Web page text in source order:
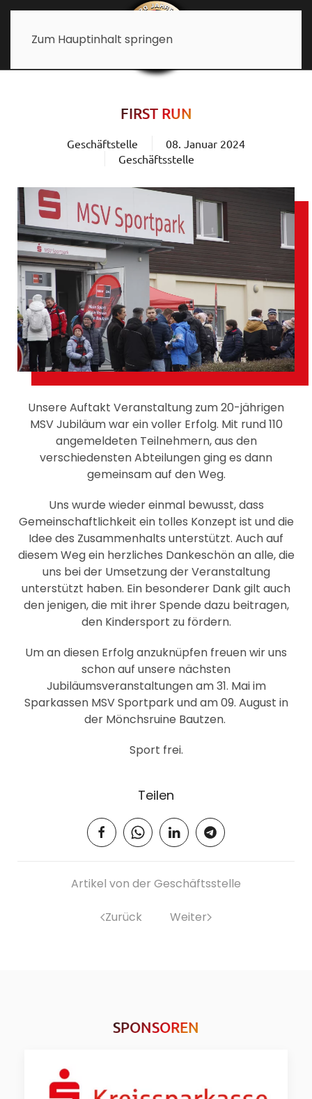
Zum Hauptinhalt springen
FIRST RUN
Geschäftstelle
08. Januar 2024
Geschäftsstelle
Unsere Auftakt Veranstaltung zum 20-jährigen
MSV Jubiläum war ein voller Erfolg. Mit rund 110
angemeldeten Teilnehmern, aus den
verschiedensten Abteilungen ging es dann
gemeinsam auf den Weg.
Uns wurde wieder einmal bewusst, dass
Gemeinschaftlichkeit ein tolles Konzept ist und die
Idee des Zusammenhalts unterstützt. Auch auf
diesem Weg ein herzliches Dankeschön an alle, die
uns bei der Umsetzung der Veranstaltung
unterstützt haben. Ein besonderer Dank gilt auch
den jenigen, die mit ihrer Spende dazu beitragen,
den Kindersport zu fördern.
Um an diesen Erfolg anzuknüpfen freuen wir uns
schon auf unsere nächsten
Jubiläumsveranstaltungen am 31. Mai im
Sparkassen MSV Sportpark und am 09. August in
der Mönchsruine Bautzen.
Sport frei.
Teilen
Artikel von der Geschäftsstelle
Zurück Weiter
SPONSOREN